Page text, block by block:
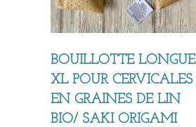
BOUILLOTTE LONGUE
XL POUR CERVICALES
EN GRAINES DE LIN
BIO/ SAKI ORIGAMI